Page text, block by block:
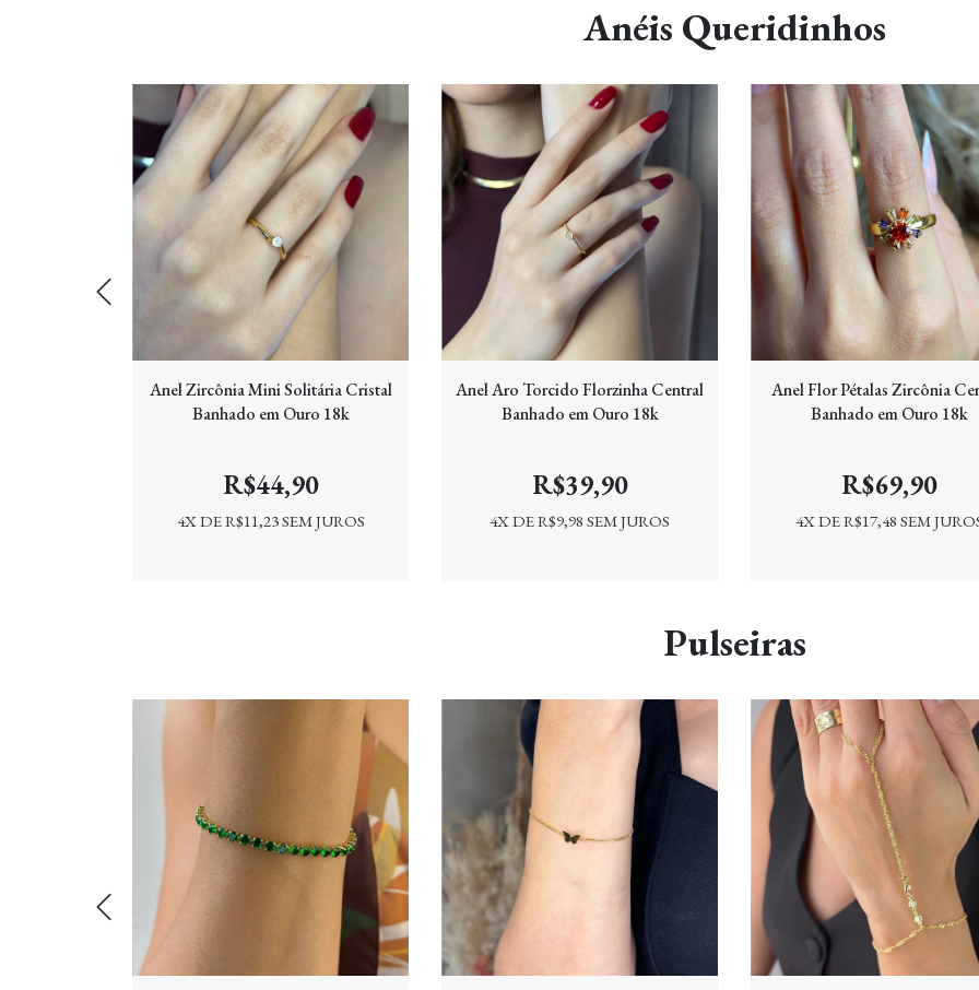
Anéis Queridinhos
Anel Zircônia Mini Solitária Cristal
Banhado em Ouro 18k
R$44,90
4X DER$11,23SEM JUROS
Anel Aro Torcido Florzinha Central
Banhado em Ouro 18k
R$39,90
4X DER$9,98 SEM JUROS
Anel Flor Pétalas Zircônia
Banhado em Ouro 18k
R$69,90
4X DER$17,48 SEM
Pulseiras